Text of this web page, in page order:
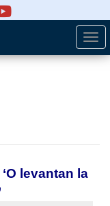
levantan la